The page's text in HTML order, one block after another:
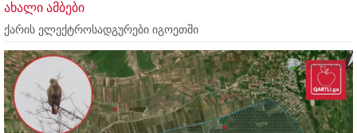
ახალი ამბები
ქარის ელექტროსადგურები იგოეთში